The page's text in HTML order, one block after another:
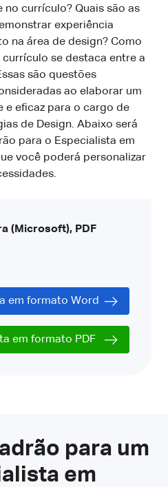
currículo? Quais são as
experiência
na área de design? Como
se destaca entre a
são questões
ao elaborar um
e eficaz para o cargo de
de Design. Abaixo será
para o Especialista em
você poderá personalizar
(Microsoft), PDF
em formato Word
em formato PDF
para um
em